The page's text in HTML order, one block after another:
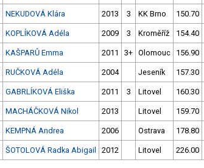
NEKUDOVÁ Klára 2013 3 KK Brno 150.70
KOPLÍKOVÁ Adéla 2009 3 Kroměříž 154.40
KAŠPARŮ Emma 2011 3+ Olomouc 156.90
RUČKOVÁ Adéla 2004 Jeseník 157.30
GABRLÍKOVÁ Eliška 2011 3 Litovel 160.30
MACHÁČKOVÁ Nikol 2013 Litovel 159.70
KEMPNÁ Andrea 2006 Ostrava 178.80
ŠOTOLOVÁ Radka Abigail 2012 Litovel 226.00